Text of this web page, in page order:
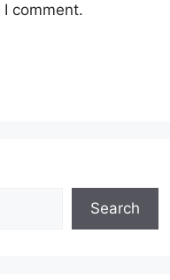
comment.
Search